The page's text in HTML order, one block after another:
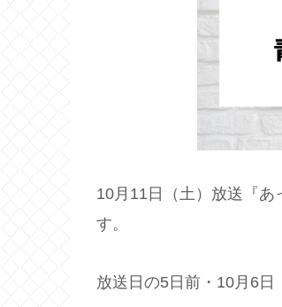
10月11日（土）放送『あ
す。
放送日の5日前・10月6日